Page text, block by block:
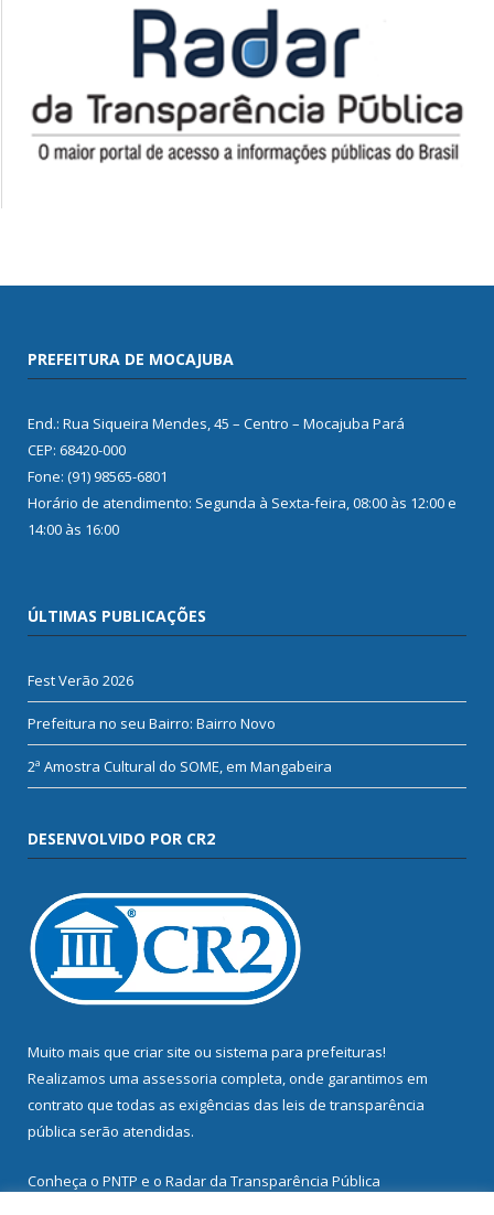
PREFEITURA DE MOCAJUBA
End.: Rua Siqueira Mendes, 45 – Centro – Mocajuba Pará
CEP: 68420-000
Fone: (91) 98565-6801
Horário de atendimento: Segunda à Sexta-feira, 08:00 às 12:00 e
14:00 às 16:00
ÚLTIMAS PUBLICAÇÕES
Fest Verão 2026
Prefeitura no seu Bairro: Bairro Novo
2ª Amostra Cultural do SOME, em Mangabeira
DESENVOLVIDO POR CR2
Muito mais que criar site ou sistema para prefeituras!
Realizamos uma assessoria completa, onde garantimos em
contrato que todas as exigências das leis de transparência
pública serão atendidas.
Conheça o PNTP e o Radar da Transparência Pública